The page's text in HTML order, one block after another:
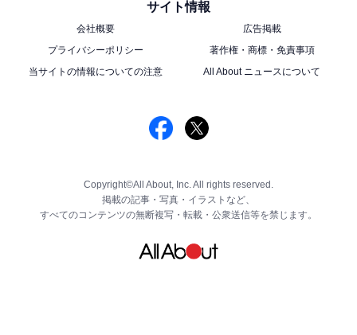
サイト情報
会社概要
広告掲載
プライバシーポリシー
著作権・商標・免責事項
当サイトの情報についての注意
All About ニュースについて
Copyright©All About, Inc. All rights reserved.
掲載の記事・写真・イラストなど、
すべてのコンテンツの無断複写・転載・公衆送信等を禁じます。